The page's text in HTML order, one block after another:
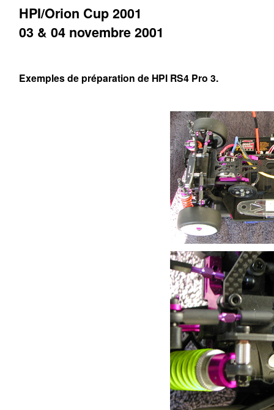
HPI/Orion Cup 2001
03 & 04 novembre 2001
Exemples de préparation de HPI RS4 Pro 3.